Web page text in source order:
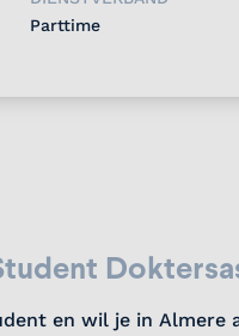
Parttime
en wil je in Almere